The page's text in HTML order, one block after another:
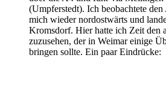
(Umpferstedt). Ich beobachtete
mich wieder nordostwärts und
Kromsdorf. Hier hatte ich Zeit den
zuzusehen, der in Weimar einige
bringen sollte. Ein paar Eindrücke: